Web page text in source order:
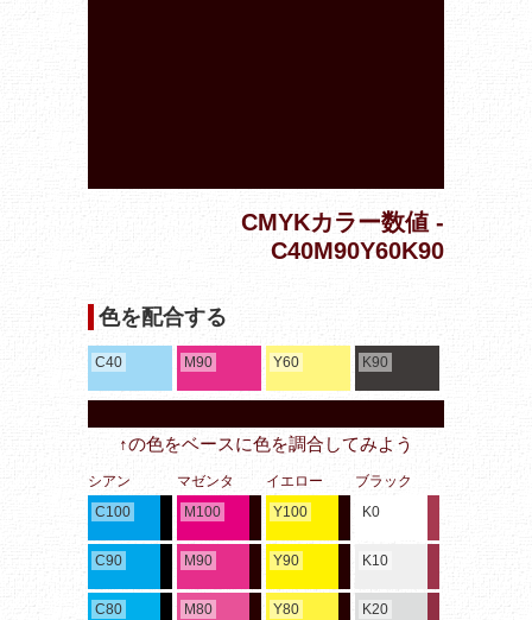
CMYKカラー数値 -
C40M90Y60K90
色を配合する
C40 M90 Y60 K90
↑の色をベースに色を調合してみよう
シアン
C100
C90
C80
マゼンタ
M100
M90
M80
イエロー
Y100
Y90
Y80
ブラック
K0
K10
K20